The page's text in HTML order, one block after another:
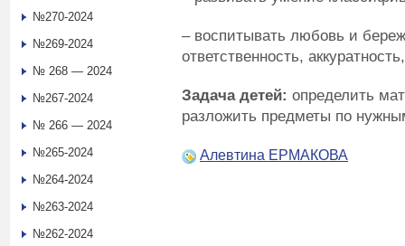
– воспитывать любовь и
ответственность,
Задача детей: определить
разложить предметы по
Алевтина ЕРМАКОВА
№270-2024
№269-2024
№ 268 — 2024
№267-2024
№ 266 — 2024
№265-2024
№264-2024
№263-2024
№262-2024